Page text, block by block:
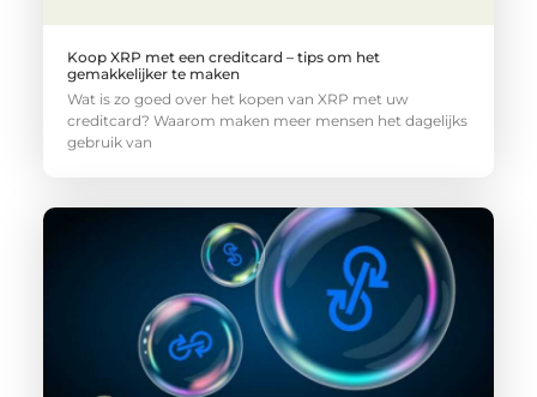
Koop XRP met een creditcard – tips om het
gemakkelijker te maken
Wat is zo goed over het kopen van XRP met uw
creditcard? Waarom maken meer mensen het dagelijks
gebruik van